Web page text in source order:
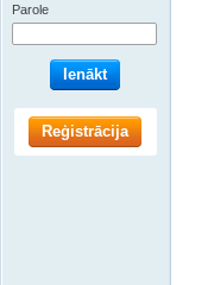
Parole
Ienākt
Reģistrācija